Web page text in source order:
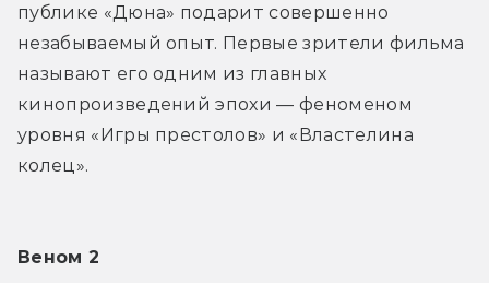
публике «Дюна» подарит совершенно
незабываемый опыт. Первые зрители фильма
называют его одним из главных
кинопроизведений эпохи — феноменом
уровня «Игры престолов» и «Властелина
колец».
Веном 2